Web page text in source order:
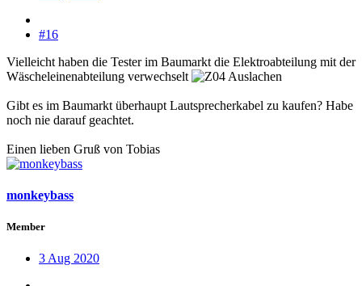
#16
Vielleicht haben die Tester im Baumarkt die Elektroabteilung mit der
Wäscheleinenabteilung verwechselt
Gibt es im Baumarkt überhaupt Lautsprecherkabel zu kaufen? Habe
noch nie darauf geachtet.
Einen lieben Gruß von Tobias
monkeybass
Member
3 Aug 2020